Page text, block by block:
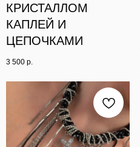
КРИСТАЛЛОМ
КАПЛЕЙ И
ЦЕПОЧКАМИ
3 500 р.